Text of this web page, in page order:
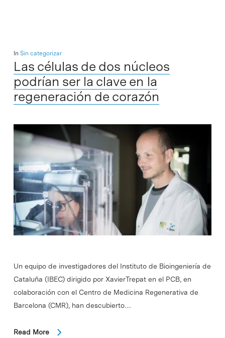
In Sin categorizar
Las células de dos núcleos
podrían ser la clave en la
regeneración de corazón
Un equipo de investigadores del Instituto de Bioingeniería de
Cataluña (IBEC) dirigido por XavierTrepat en el PCB, en
colaboración con el Centro de Medicina Regenerativa de
Barcelona (CMR), han descubierto…
Read More